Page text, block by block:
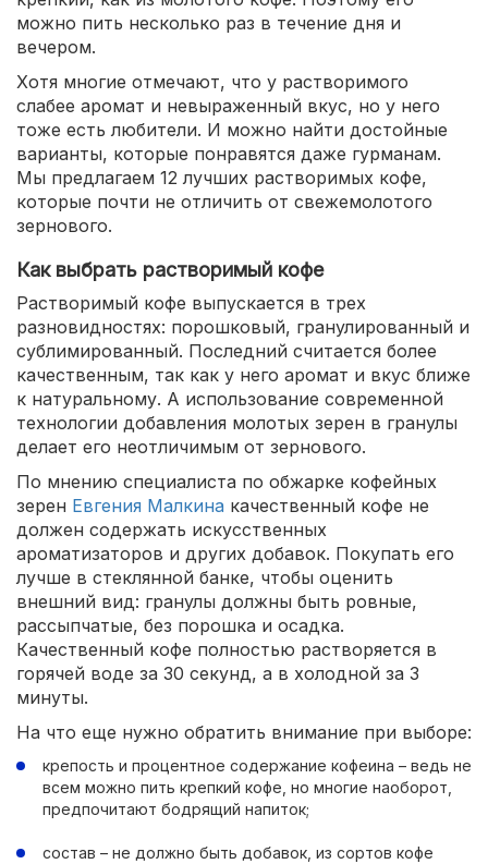
можно пить несколько раз в течение дня и
вечером.
Хотя многие отмечают, что у растворимого
слабее аромат и невыраженный вкус, но у него
тоже есть любители. И можно найти достойные
варианты, которые понравятся даже гурманам.
Мы предлагаем 12 лучших растворимых кофе,
которые почти не отличить от свежемолотого
зернового.
Как выбрать растворимый кофе
Растворимый кофе выпускается в трех
разновидностях: порошковый, гранулированный и
сублимированный. Последний считается более
качественным, так как у него аромат и вкус ближе
к натуральному. А использование современной
технологии добавления молотых зерен в гранулы
делает его неотличимым от зернового.
По мнению специалиста по обжарке кофейных
зерен Евгения Малкина качественный кофе не
должен содержать искусственных
ароматизаторов и других добавок. Покупать его
лучше в стеклянной банке, чтобы оценить
внешний вид: гранулы должны быть ровные,
рассыпчатые, без порошка и осадка.
Качественный кофе полностью растворяется в
горячей воде за 30 секунд, а в холодной за 3
минуты.
На что еще нужно обратить внимание при выборе:
крепость и процентное содержание кофеина – ведь не
всем можно пить крепкий кофе, но многие наоборот,
предпочитают бодрящий напиток;
состав – не должно быть добавок, из сортов кофе